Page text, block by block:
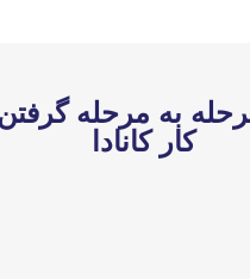
به مرحله
کار کانادا